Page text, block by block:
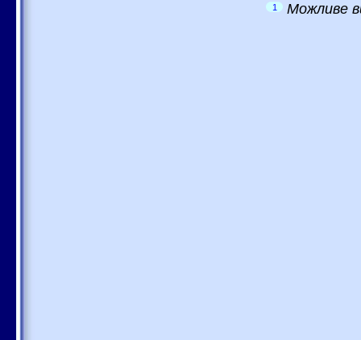
1 Можливе